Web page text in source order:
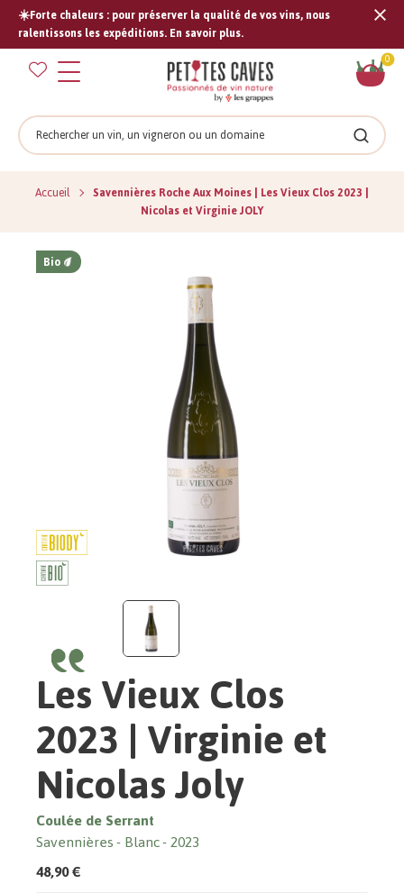
☀️Forte chaleurs : pour préserver la qualité de vos vins, nous
ralentissons les expéditions. En savoir plus.
0
Rechercher
Accueil
Savennières Roche Aux Moines | Les Vieux Clos 2023 |
Nicolas et Virginie JOLY
Bio
Les Vieux Clos
2023 | Virginie et
Nicolas Joly
Coulée de Serrant
Savennières Blanc 2023
48,90 €